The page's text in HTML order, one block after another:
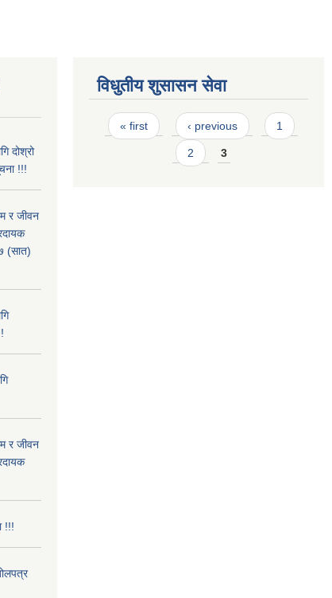
दोश्रो
!!!
र जीवन
(सात)
र जीवन
!!!
विधुतीय शुसासन सेवा
Pages
« first ‹ previous 1
2 3